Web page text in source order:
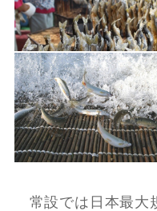
常設では日本最大